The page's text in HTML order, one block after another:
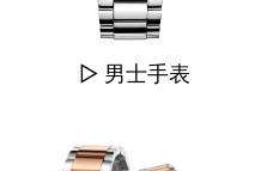
▷ 男士手表